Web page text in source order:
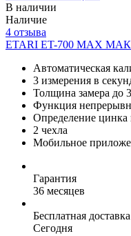
В наличии
Наличие
4 отзыва
ETARI ET-700 MAX
Автоматическая
3 измерения в
Толщина замера до
Функция
Определение цинка
2 чехла
Мобильное
Гарантия
36 месяцев
Бесплатная доставка
Сегодня